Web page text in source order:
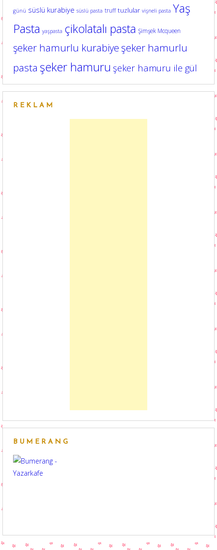
günü süslü kurabiye süslü pasta truff tuzlular vişneli pasta Yaş
Pasta yaşpasta çikolatalı pasta Şimşek Mcqueen
şeker hamurlu kurabiye şeker hamurlu
pasta şeker hamuru şeker hamuru ile gül
REKLAM
BUMERANG